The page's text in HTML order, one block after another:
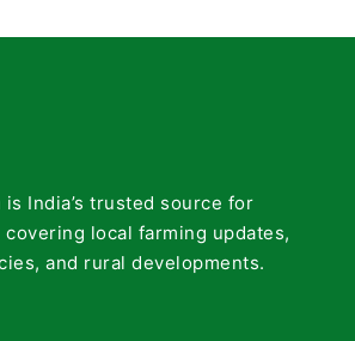
is India’s trusted source for
local farming updates,
and rural developments.